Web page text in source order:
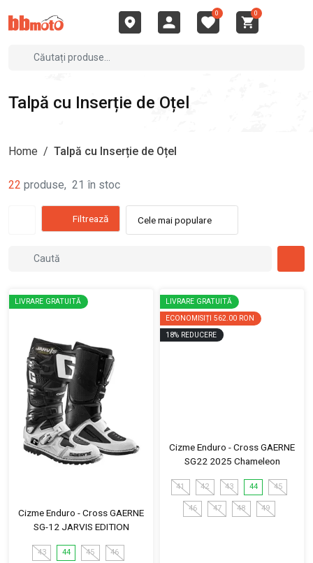
0 0
Talpă cu Inserție de Oțel
Home / Talpă cu Inserție de Oțel
22 produse, 21 în stoc
Filtrează Cele mai populare
LIVRARE GRATUITĂ
Cizme Enduro - Cross GAERNE
SG-12 JARVIS EDITION
43 44 45 46
LIVRARE GRATUITĂ
ECONOMISIȚI 562.00 RON
18% REDUCERE
Cizme Enduro - Cross GAERNE
SG22 2025 Chameleon
41 42 43 44 45
46 47 48 49